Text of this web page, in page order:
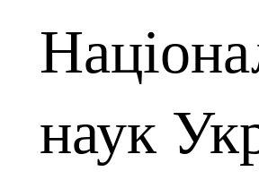
наук